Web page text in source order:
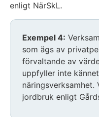
enligt NärSkL.
Exempel 4:
som ägs av
förvaltande av
uppfyller inte
näringsverksamhet.
jordbruk enligt